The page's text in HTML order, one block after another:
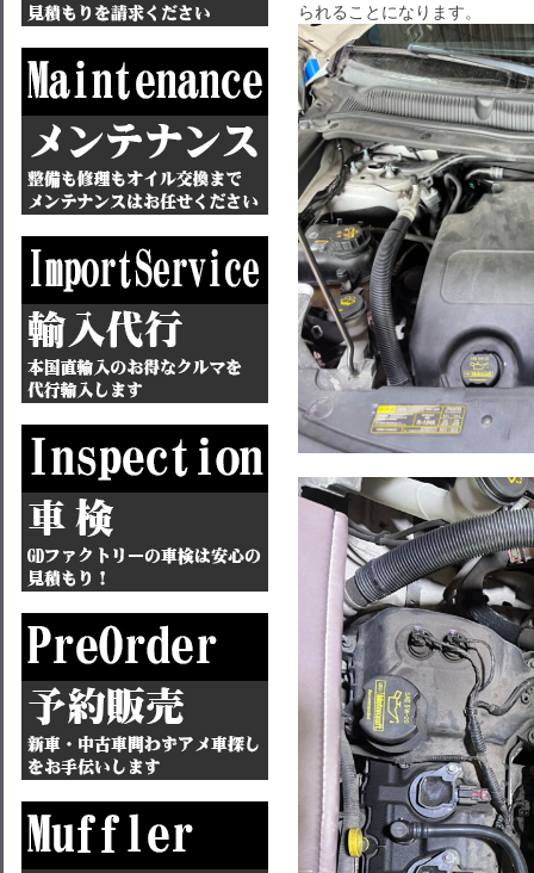
られることになります。